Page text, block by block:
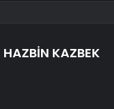
HAZBİN KAZBEK